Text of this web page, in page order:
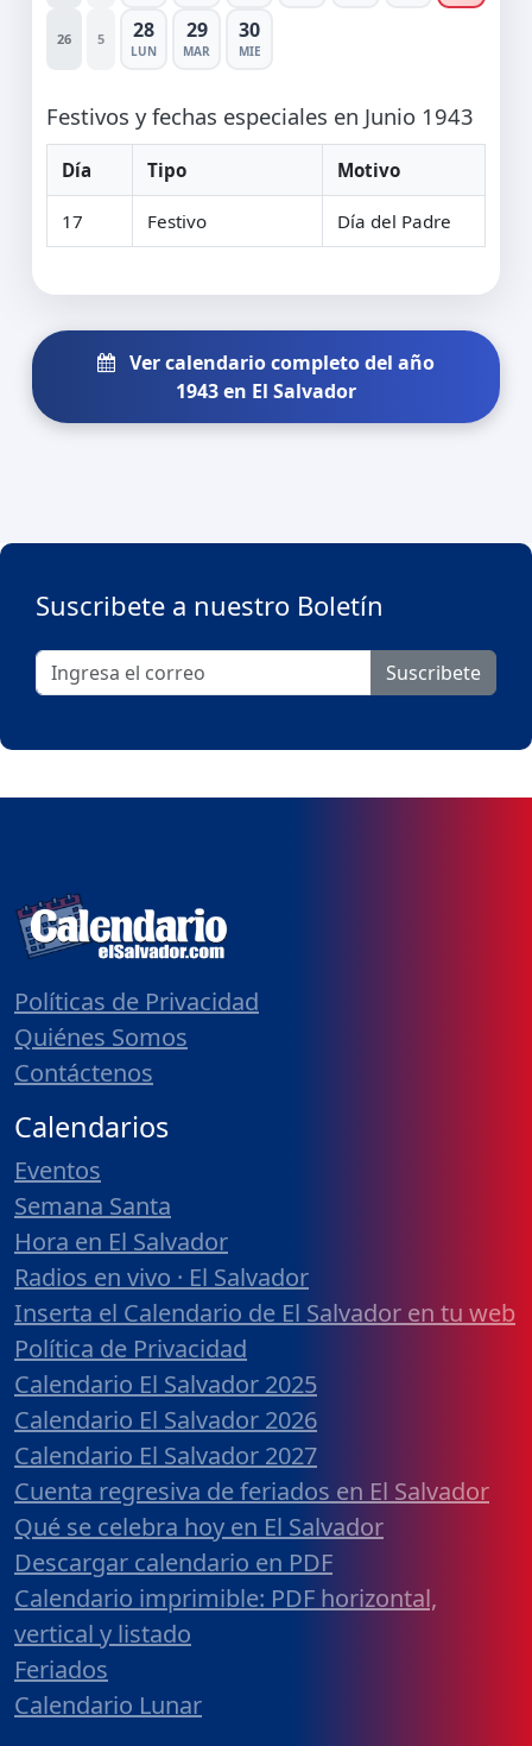
26 5 28
LUN
29
MAR
30
MIE
Festivos y fechas especiales en Junio 1943
Día Tipo Motivo
17 Festivo Día del Padre
Ver calendario completo del año
1943 en El Salvador
Suscribete a nuestro Boletín
Suscribete
Políticas de Privacidad
Quiénes Somos
Contáctenos
Calendarios
Eventos
Semana Santa
Hora en El Salvador
Radios en vivo · El Salvador
Inserta el Calendario de El Salvador en tu web
Política de Privacidad
Calendario El Salvador 2025
Calendario El Salvador 2026
Calendario El Salvador 2027
Cuenta regresiva de feriados en El Salvador
Qué se celebra hoy en El Salvador
Descargar calendario en PDF
Calendario imprimible: PDF horizontal,
vertical y listado
Feriados
Calendario Lunar